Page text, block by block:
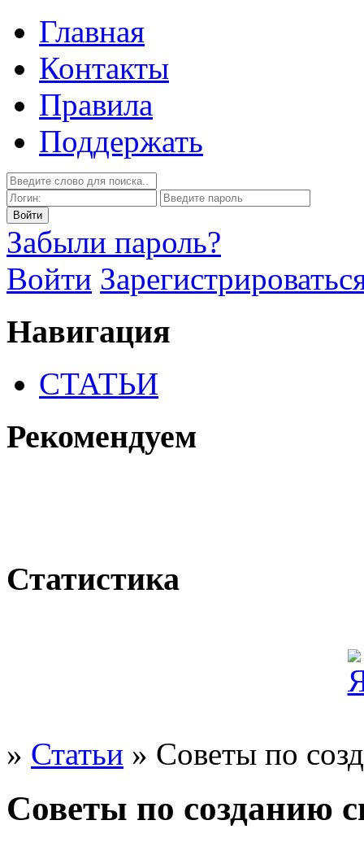
Главная
Контакты
Правила
Поддержать
Забыли пароль?
Войти
Навигация
СТАТЬИ
Рекомендуем
Статистика
» Статьи » Советы по
Советы по созданию